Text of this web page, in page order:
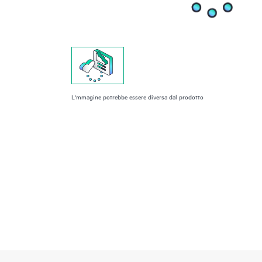
L'mmagine potrebbe essere diversa dal prodotto